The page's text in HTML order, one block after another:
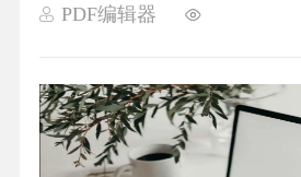
PDF编辑器